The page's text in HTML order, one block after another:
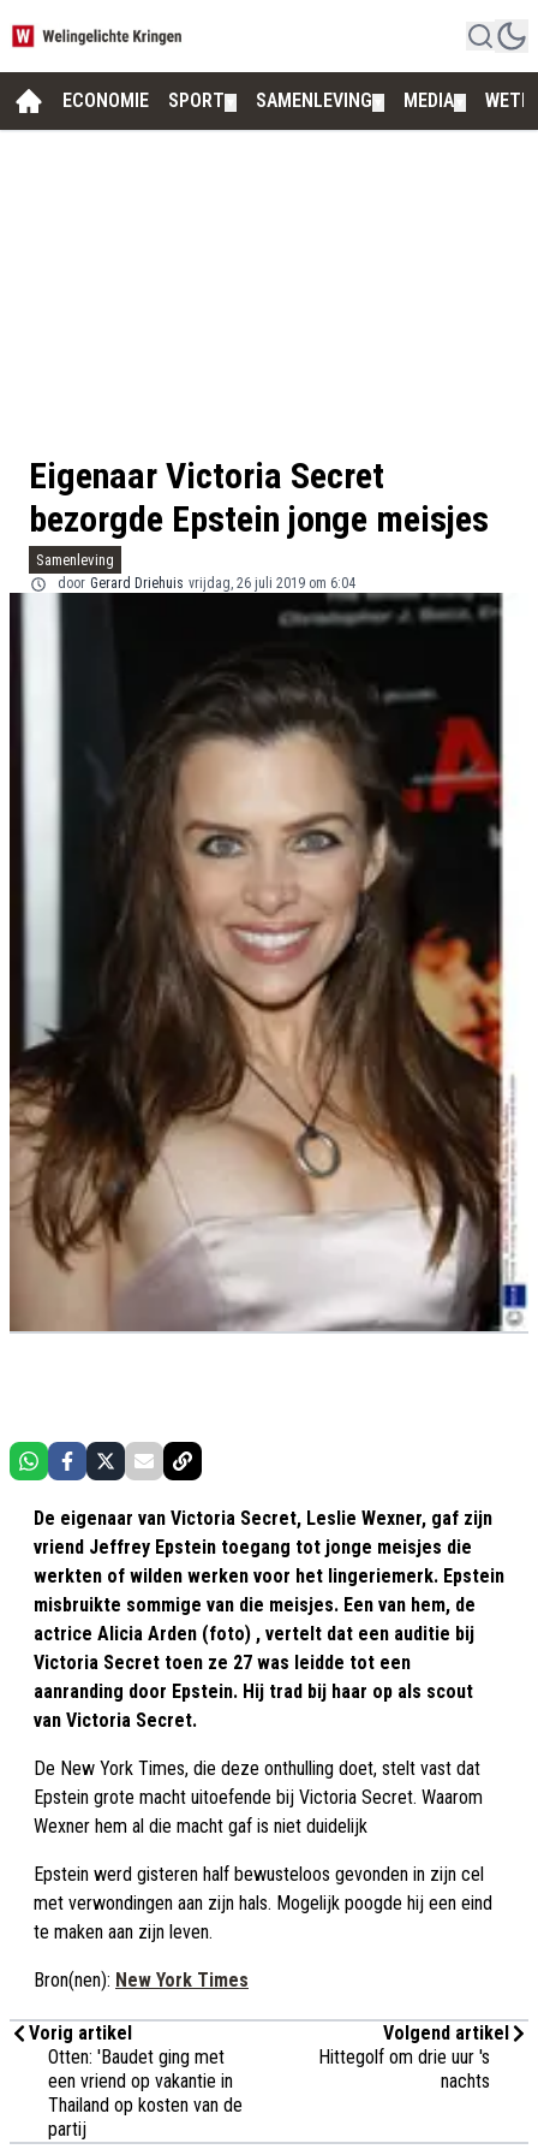
ECONOMIE SPORT SAMENLEVING MEDIA
Eigenaar Victoria Secret
bezorgde Epstein jonge meisjes
Samenleving
door Gerard Driehuis vrijdag, 26 juli 2019 om 6:04
De eigenaar van Victoria Secret, Leslie Wexner, gaf zijn
vriend Jeffrey Epstein toegang tot jonge meisjes die
werkten of wilden werken voor het lingeriemerk. Epstein
misbruikte sommige van die meisjes. Een van hem, de
actrice Alicia Arden (foto) , vertelt dat een auditie bij
Victoria Secret toen ze 27 was leidde tot een
aanranding door Epstein. Hij trad bij haar op als scout
van Victoria Secret.
De New York Times, die deze onthulling doet, stelt vast dat
Epstein grote macht uitoefende bij Victoria Secret. Waarom
Wexner hem al die macht gaf is niet duidelijk
Epstein werd gisteren half bewusteloos gevonden in zijn cel
met verwondingen aan zijn hals. Mogelijk poogde hij een eind
te maken aan zijn leven.
Bron(nen): New York Times
Vorig artikel
Otten: 'Baudet ging met
een vriend op vakantie in
Thailand op kosten van de
partij
Volgend artikel
Hittegolf om drie uur 's
nachts